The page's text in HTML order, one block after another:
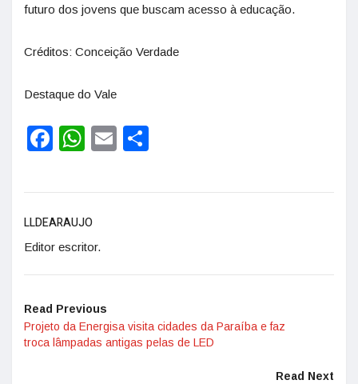
futuro dos jovens que buscam acesso à educação.
Créditos: Conceição Verdade
Destaque do Vale
Facebook
WhatsApp
Email
LLDEARAUJO
Editor escritor.
Read Previous
Projeto da Energisa visita cidades da Paraíba e faz
troca lâmpadas antigas pelas de LED
Read Next